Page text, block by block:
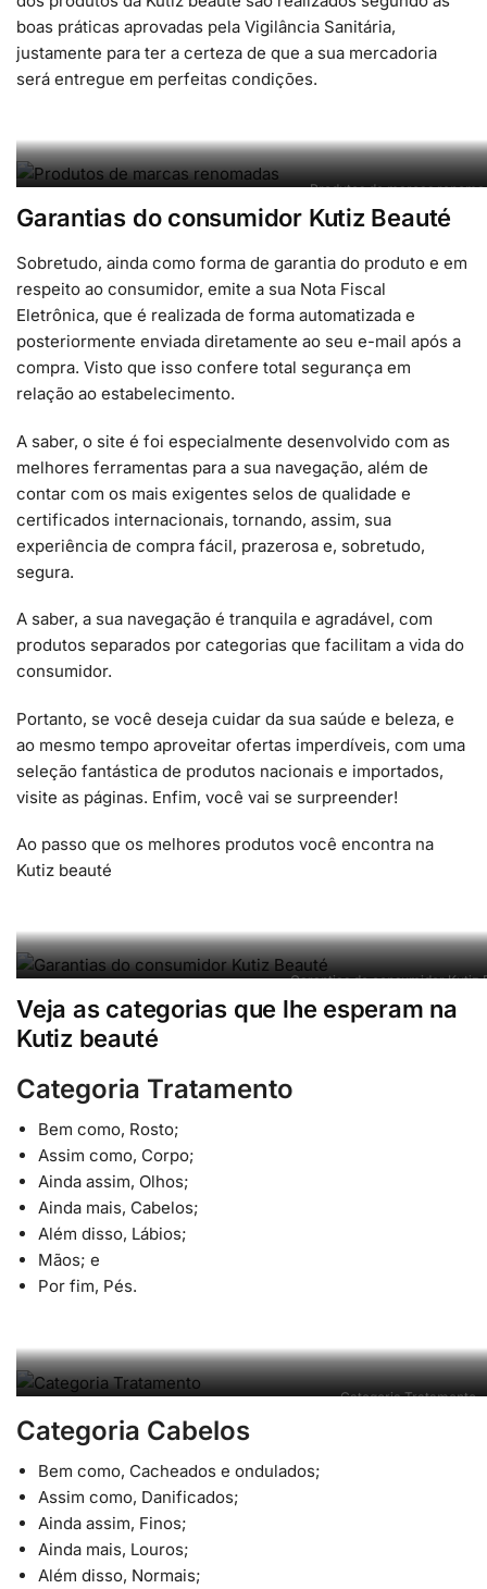
boas práticas aprovadas pela Vigilância Sanitária,
justamente para ter a certeza de que a sua mercadoria
será entregue em perfeitas condições.
Produtos de marcas
Garantias do consumidor Kutiz Beauté
Sobretudo, ainda como forma de garantia do produto e em
respeito ao consumidor, emite a sua Nota Fiscal
Eletrônica, que é realizada de forma automatizada e
posteriormente enviada diretamente ao seu e-mail após a
compra. Visto que isso confere total segurança em
relação ao estabelecimento.
A saber, o site é foi especialmente desenvolvido com as
melhores ferramentas para a sua navegação, além de
contar com os mais exigentes selos de qualidade e
certificados internacionais, tornando, assim, sua
experiência de compra fácil, prazerosa e, sobretudo,
segura.
A saber, a sua navegação é tranquila e agradável, com
produtos separados por categorias que facilitam a vida do
consumidor.
Portanto, se você deseja cuidar da sua saúde e beleza, e
ao mesmo tempo aproveitar ofertas imperdíveis, com uma
seleção fantástica de produtos nacionais e importados,
visite as páginas. Enfim, você vai se surpreender!
Ao passo que os melhores produtos você encontra na
Kutiz beauté
Garantias do consumidor Kutiz
Veja as categorias que lhe esperam na
Kutiz beauté
Categoria Tratamento
Bem como, Rosto;
Assim como, Corpo;
Ainda assim, Olhos;
Ainda mais, Cabelos;
Além disso, Lábios;
Mãos; e
Por fim, Pés.
Categoria Tratamento
Categoria Cabelos
Bem como, Cacheados e ondulados;
Assim como, Danificados;
Ainda assim, Finos;
Ainda mais, Louros;
Além disso, Normais;